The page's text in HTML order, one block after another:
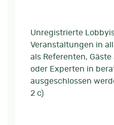
Unregistrierte
Veranstaltungen in
als Referenten,
oder Experten in
ausgeschlossen
2 c)